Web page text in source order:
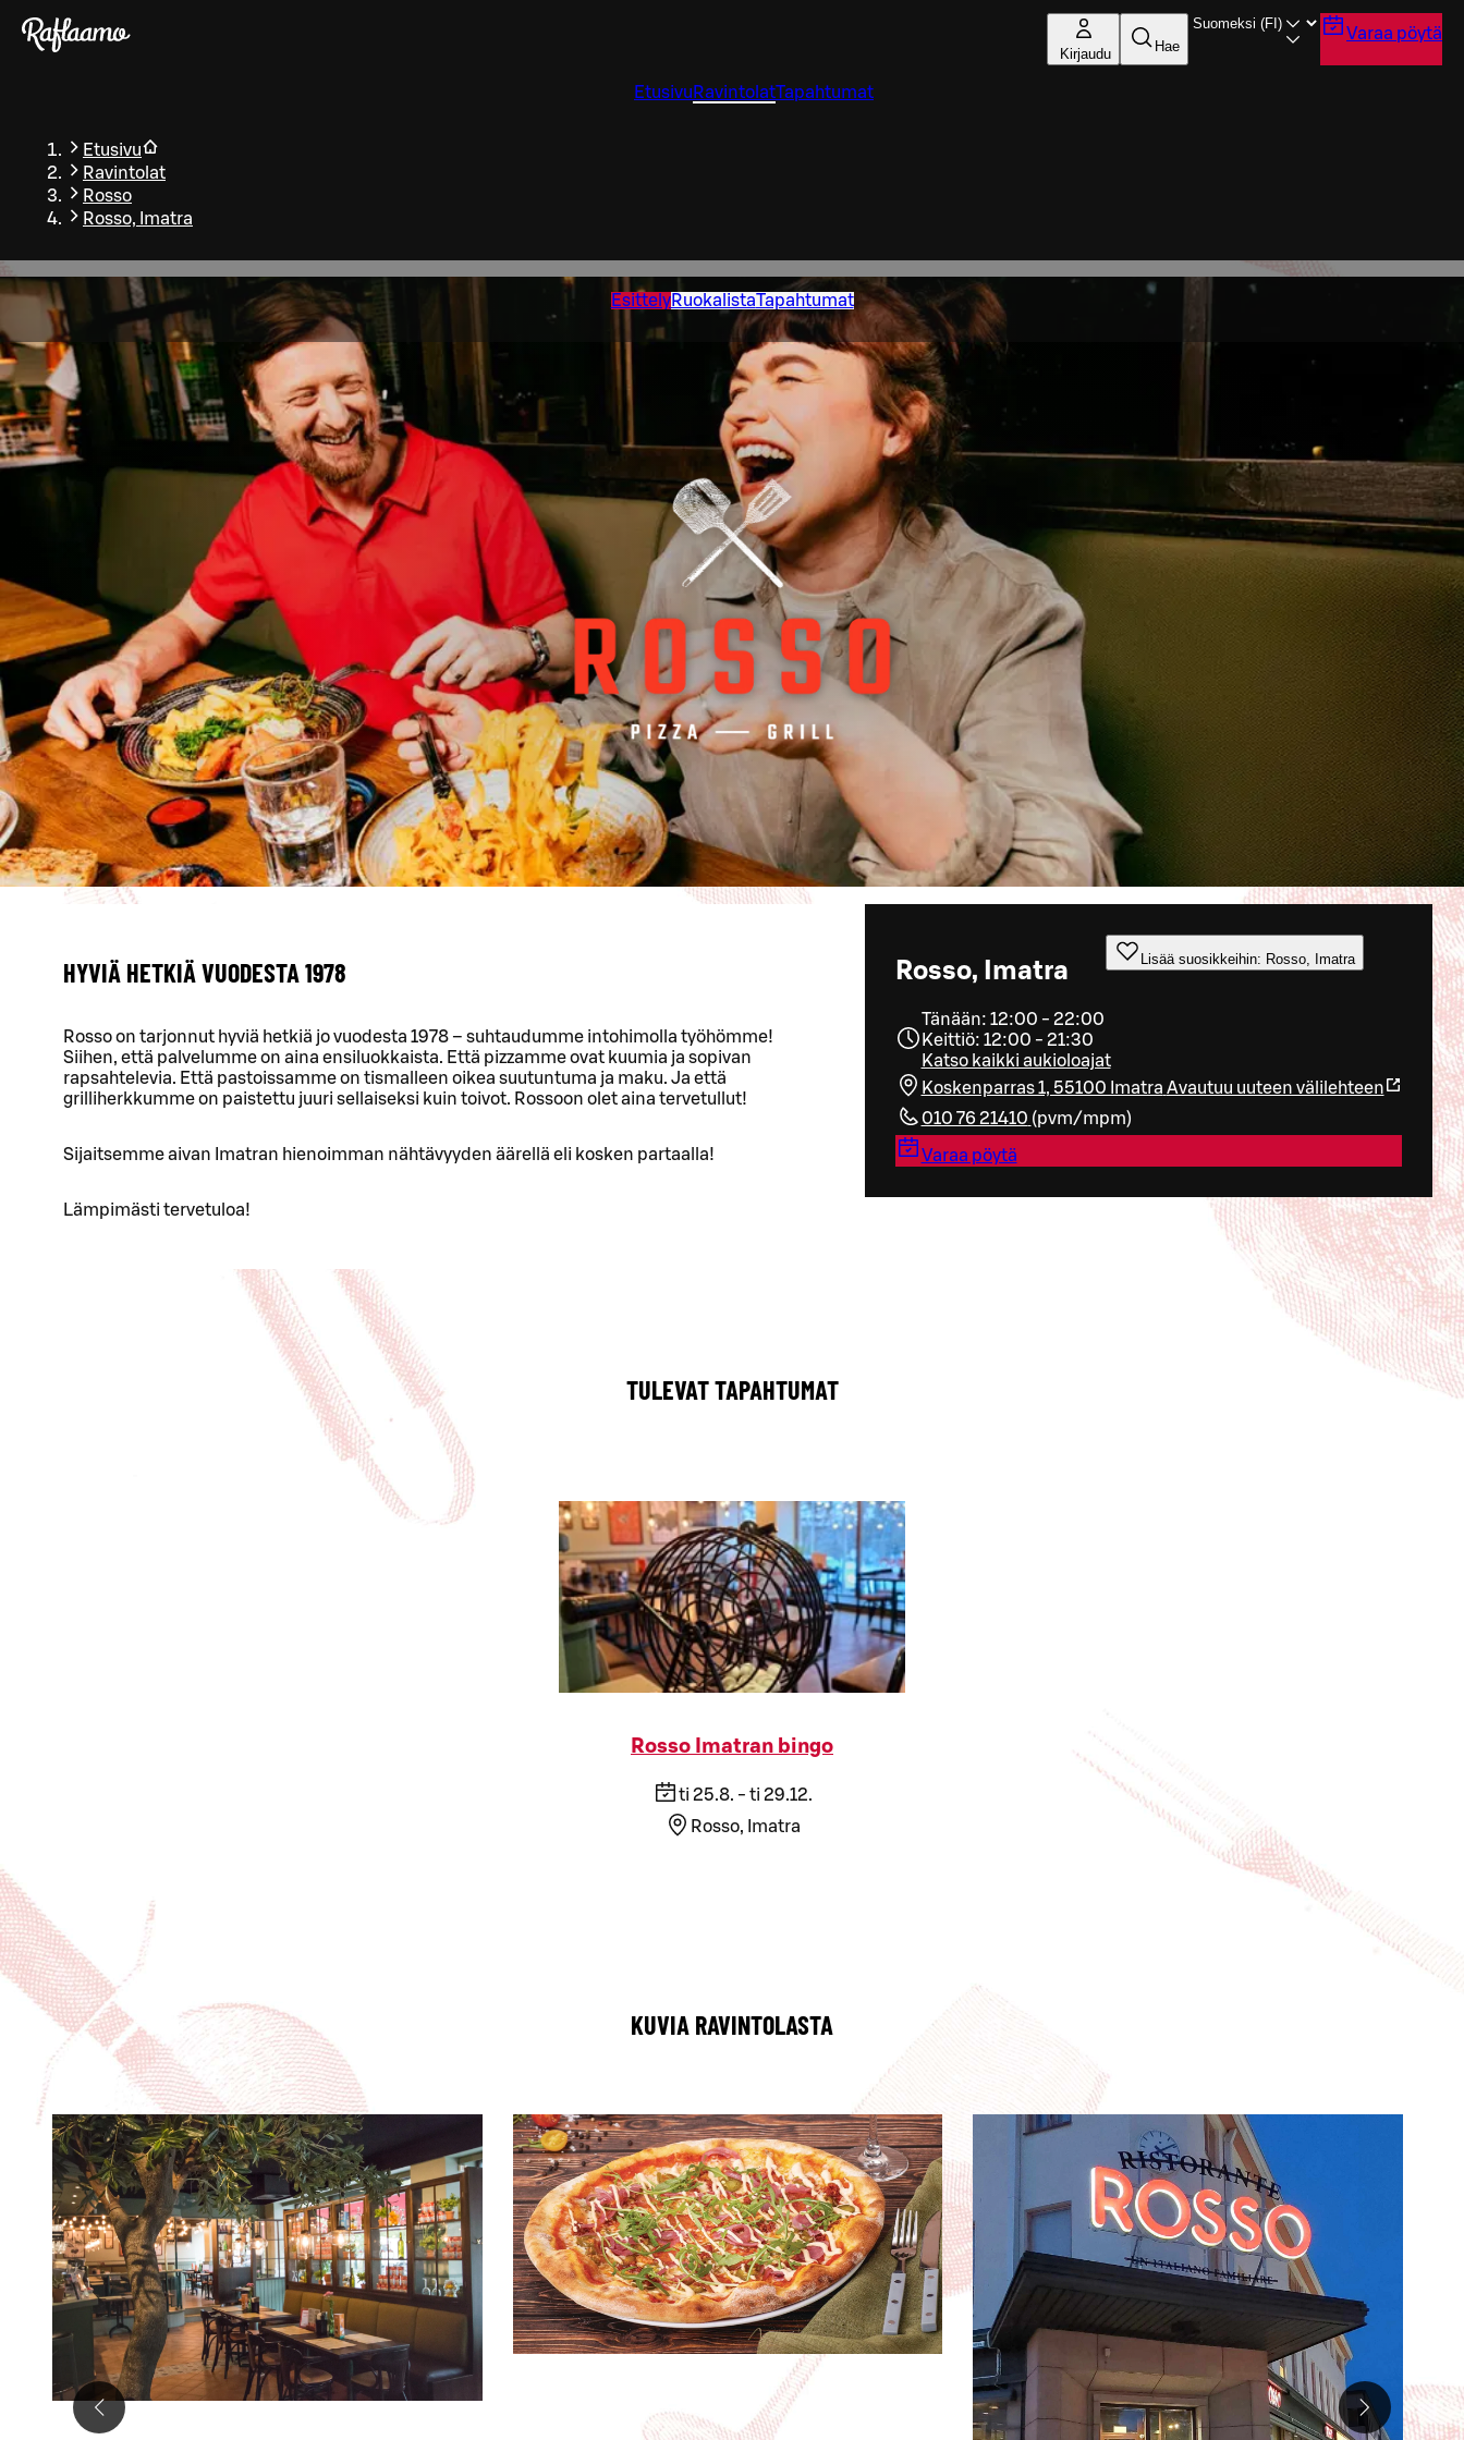
Siirry pääsisältöön
Kirjaudu Hae
Varaa pöytä
Etusivu RavintolatTapahtumat
Etusivu
Ravintolat
Rosso
Rosso, Imatra
EsittelyRuokalistaTapahtumat
Rosso, Imatra Lisää suosikkeihin: Rosso, Imatra
Tänään: 12:00 - 22:00
Keittiö: 12:00 - 21:30
Katso kaikki aukioloajat
Koskenparras 1, 55100 Imatra Avautuu uuteen välilehteen
010 76 21410 (pvm/mpm)
Varaa pöytä
HYVIÄ HETKIÄ VUODESTA 1978
Rosso on tarjonnut hyviä hetkiä jo vuodesta 1978 – suhtaudumme intohimolla työhömme!
Siihen, että palvelumme on aina ensiluokkaista. Että pizzamme ovat kuumia ja sopivan
rapsahtelevia. Että pastoissamme on tismalleen oikea suutuntuma ja maku. Ja että
grilliherkkumme on paistettu juuri sellaiseksi kuin toivot. Rossoon olet aina tervetullut!
Sijaitsemme aivan Imatran hienoimman nähtävyyden äärellä eli kosken partaalla!
Lämpimästi tervetuloa!
TULEVAT TAPAHTUMAT
Rosso Imatran bingo
ti 25.8. - ti 29.12.
Rosso, Imatra
KUVIA RAVINTOLASTA